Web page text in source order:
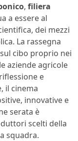
, filiera
a essere al
dei mezzi
La rassegna
cibo proprio nei
aziende agricole
e
il cinema
innovative e
serata è
scelti della
squadra.